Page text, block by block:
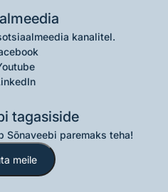
kanalitel.
tagasiside
Sõnaveebi paremaks teha!
meile